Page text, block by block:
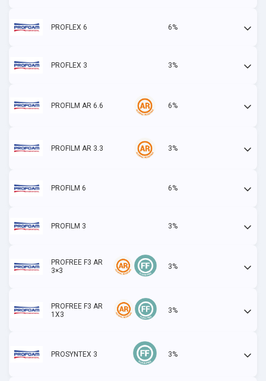
PROFLEX 6 6%
PROFLEX 3 3%
PROFILM AR 6.6 6%
PROFILM AR 3.3 3%
PROFILM 6 6%
PROFILM 3 3%
PROFREE F3 AR
3×3
3%
PROFREE F3 AR
1X3
3%
PROSYNTEX 3 3%